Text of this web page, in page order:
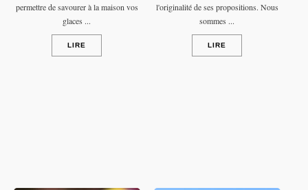
permettre de savourer à la maison vos
glaces ...
LIRE
l'originalité de ses propositions. Nous
sommes ...
LIRE